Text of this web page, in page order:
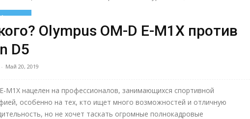
Olympus OM-D E-M1X против
D5
- Май 20, 2019
M1X нацелен на профессионалов, занимающихся спортивной
особенно на тех, кто ищет много возможностей и отличную
но не хочет таскать огромные полнокадровые